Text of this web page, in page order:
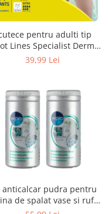
pentru adulti tip
Lines Specialist Derma
Extra, 7 picaturi,
39,99 Lei
anticalcar pudra pentru
de spalat vase si rufe,
484000008416, 2 x 250g